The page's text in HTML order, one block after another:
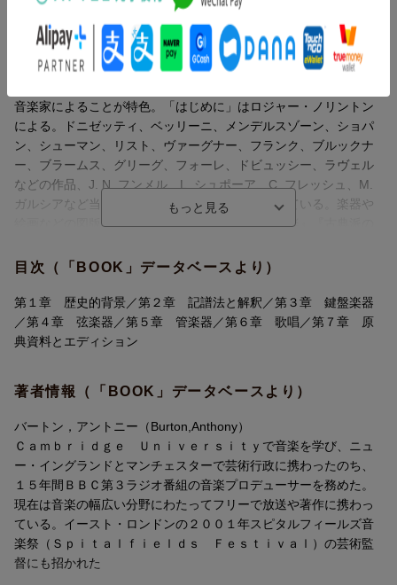
13:「記譜法と解釈」、「原典資料とエディション」）が置かれて
いる。
14:学問的知識のみならず、演奏体験をもつ音楽家によることが特
色。
の作品、
16:J．N．フンメル、L．シュポーア、C．フレッシュ、など当時
の教本を
17:譜例入りで取り上げ、楽器や絵画などの図版も随所に掲載。
18:人名索引、事項索引付き。〜
本書は、1828年（ベルリオーズの作品1）から1914年頃までのロ
マン派時代を対象とした演奏の手引きである。鍵盤、弦、管、声
楽の各分野の章、そしてその前後に、すべての分野に共通する章
（「歴史的背景」「記譜法と解釈」「原典資料とエディショ
音楽家によることが特色。「はじめに」はロジャー・ノリントン
による。ドニゼッティ、ベッリーニ、メンデルスゾーン、ショパ
ン、シューマン、リスト、ヴァーグナー、フランク、ブルックナ
ー、ブラームス、グリーグ、フォーレ、ドビュッシー、ラヴェル
などの作品、J. N. フンメル、L. シュポーア、C. フレッシュ、M.
ガルシアなど当時の教本を、譜例入りで取り上げている。楽器や
絵画などの図版も。本書は、既刊の『バロック音楽』『古典派の
き。
まえがき／はじめに
第1章 歴史的背景
第3章 鍵盤楽器
第4章 弦楽器
第5章 管楽器
第6章 歌唱
目次（「BOOK」データベースより）
第１章 歴史的背景／第２章 記譜法と解釈／第３章 鍵盤楽器
／第４章 弦楽器／第５章 管楽器／第６章 歌唱／第７章 原
典資料とエディション
著者情報（「BOOK」データベースより）
バートン，アントニー（Burton,Anthony）
Ｃａｍｂｒｉｄｇｅ Ｕｎｉｖｅｒｓｉｔｙで音楽を学び、ニュ
ー・イングランドとマンチェスターで芸術行政に携わったのち、
１５年間ＢＢＣ第３ラジオ番組の音楽プロデューサーを務めた。
現在は音楽の幅広い分野にわたってフリーで放送や著作に携わっ
ている。イースト・ロンドンの２００１年スピタルフィールズ音
楽祭（Ｓｐｉｔａｌｆｉｅｌｄｓ Ｆｅｓｔｉｖａｌ）の芸術監
督にも招かれた